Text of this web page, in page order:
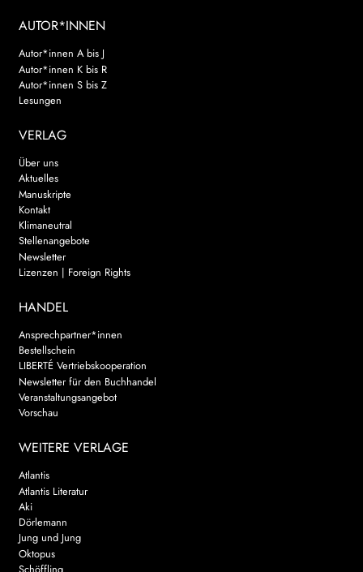
AUTOR*INNEN
Autor*innen A bis J
Autor*innen K bis R
Autor*innen S bis Z
Lesungen
VERLAG
Über uns
Aktuelles
Manuskripte
Kontakt
Klimaneutral
Stellenangebote
Newsletter
Lizenzen | Foreign Rights
HANDEL
Ansprechpartner*innen
Bestellschein
LIBERTÉ Vertriebskooperation
Newsletter für den Buchhandel
Veranstaltungsangebot
Vorschau
WEITERE VERLAGE
Atlantis
Atlantis Literatur
Aki
Dörlemann
Jung und Jung
Oktopus